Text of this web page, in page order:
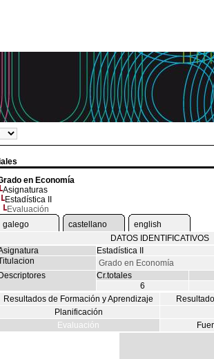
en Economía
Asignaturas
Estadística II
Evaluación
galego
castellano
english
DATOS IDENTIFICATIVOS
Estadística II
Grado en Economía
Descriptores
Cr.totales
6
Resultados de Formación y Aprendizaje
Planificación
Evaluación